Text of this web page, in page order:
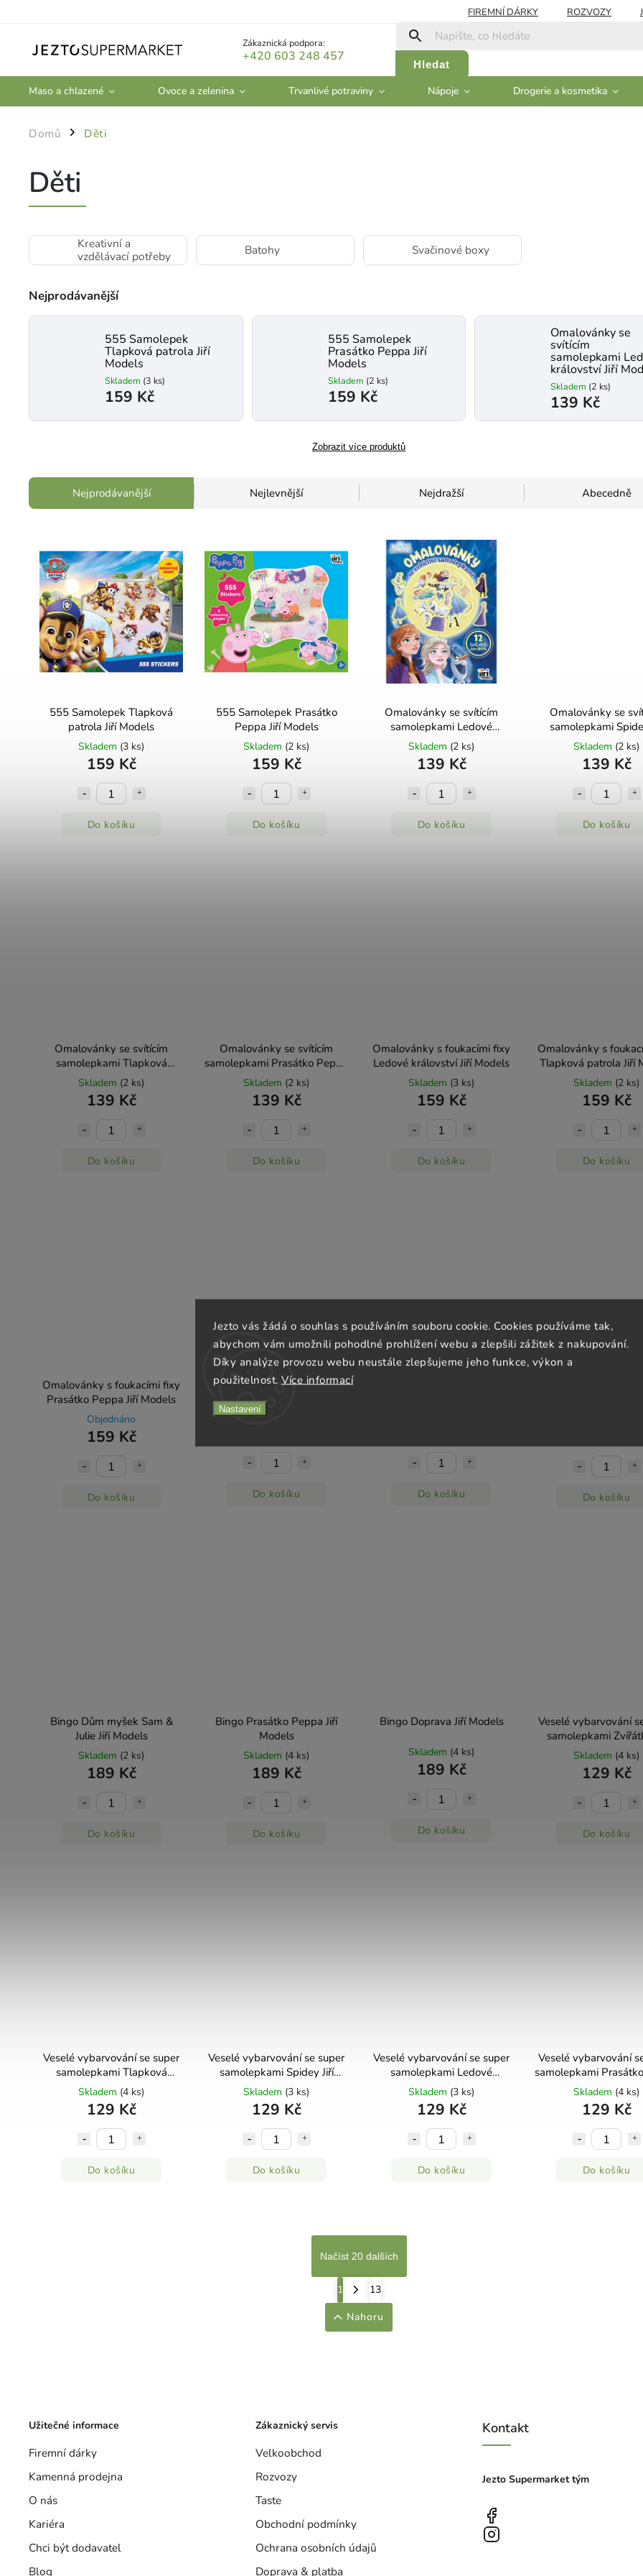
Jezto vás žádá o souhlas s používáním souboru cookie. Cookies používáme tak,
abychom vám umožnili pohodlné prohlížení webu a zlepšili zážitek z nakupování.
Díky analýze provozu webu neustále zlepšujeme jeho funkce, výkon a
použitelnost. Více informací
Nastavení
FIREMNÍ DÁRKY ROZVOZY
Zákaznická podpora:
+420 603 248 457
Hledat
Maso a chlazené Ovoce a zelenina Trvanlivé potraviny Nápoje Drogerie a kosmetika
Domů / Děti
Děti
Kreativní a
vzdělávací potřeby
Batohy Svačinové boxy
Nejprodávanější
555 Samolepek
Tlapková patrola Jiří
Models
Skladem (3 ks)
159 Kč
555 Samolepek
Prasátko Peppa Jiří
Models
Skladem (2 ks)
159 Kč
Omalovánky se
svítícím
samolepkami
království Jiří
Skladem (2 ks)
139 Kč
Zobrazit více produktů
Nejprodávanější Nejlevnější Nejdražší Abecedně
555 Samolepek Tlapková
patrola Jiří Models
Skladem (3 ks)
159 Kč
Do košíku
555 Samolepek Prasátko
Peppa Jiří Models
Skladem (2 ks)
159 Kč
Do košíku
Omalovánky se svítícím
samolepkami Ledové
království Jiří Models
Skladem (2 ks)
139 Kč
Do košíku
Omalovánky se
samolepkami
Models
Skladem (2 ks)
139 Kč
Do košíku
Omalovánky se svítícím
samolepkami Tlapková
patrola Jiří Models
Skladem (2 ks)
139 Kč
Do košíku
Omalovánky se svítícím
samolepkami Prasátko Peppa
Jiří Models
Skladem (2 ks)
139 Kč
Do košíku
Omalovánky s foukacími fixy
Ledové království Jiří Models
Skladem (3 ks)
159 Kč
Do košíku
Omalovánky s
Tlapková patrola Jiří
Skladem (2 ks)
159 Kč
Do košíku
Omalovánky s foukacími fixy
Prasátko Peppa Jiří Models
Objednáno
159 Kč
Do košíku
Bingo Bing Jiří Models
Skladem
Do košíku Do košíku Do košíku
Bingo Dům myšek Sam &
Julie Jiří Models
Skladem (2 ks)
189 Kč
Do košíku
Bingo Prasátko Peppa Jiří
Models
Skladem (4 ks)
189 Kč
Do košíku
Bingo Doprava Jiří Models
Skladem (4 ks)
189 Kč
Do košíku
Veselé vybarvování
samolepkami
Models
Skladem (4 ks)
129 Kč
Do košíku
Veselé vybarvování se super
samolepkami Tlapková
patrola Jiří Models
Skladem (4 ks)
129 Kč
Do košíku
Veselé vybarvování se super
samolepkami Spidey Jiří
Models
Skladem (3 ks)
129 Kč
Do košíku
Veselé vybarvování se super
samolepkami Ledové
království Jiří Models
Skladem (3 ks)
129 Kč
Do košíku
Veselé vybarvování
samolepkami
Jiří Models
Skladem (4 ks)
129 Kč
Do košíku
Načíst 20 dalších
1
13
Nahoru
Užitečné informace
Firemní dárky
Kamenná prodejna
O nás
Kariéra
Chci být dodavatel
Blog
Zákaznický servis
Velkoobchod
Rozvozy
Taste
Obchodní podmínky
Ochrana osobních údajů
Doprava & platba
Kontakt
Jezto Supermarket tým